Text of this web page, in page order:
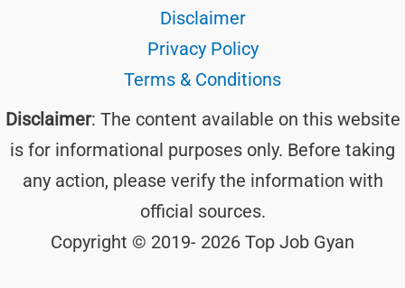
Disclaimer
Privacy Policy
Terms & Conditions
Disclaimer: The content available on this website
is for informational purposes only. Before taking
any action, please verify the information with
official sources.
Copyright © 2019- 2026 Top Job Gyan